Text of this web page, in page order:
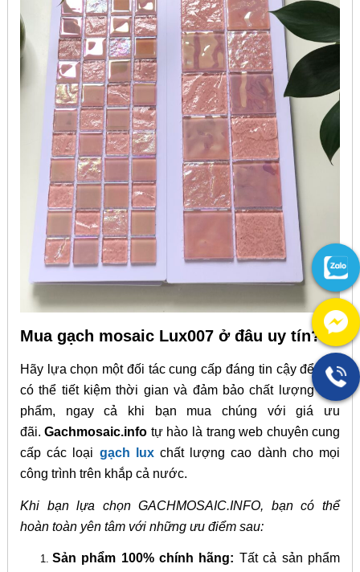
Mua gạch mosaic Lux007 ở đâu uy tín?
Hãy lựa chọn một đối tác cung cấp đáng tin cậy để bạn
có thể tiết kiệm thời gian và đảm bảo chất lượng sản
phẩm, ngay cả khi bạn mua chúng với giá ưu
đãi.Gachmosaic.info tự hào là trang web chuyên cung
cấp các loại gạch luxchất lượng cao dành cho mọi
công trình trên khắp cả nước.
Khi bạn lựa chọn GACHMOSAIC.INFO, bạn có thể
hoàn toàn yên tâm với những ưu điểm sau:
Sản phẩm 100% chính hãng: Tất cả sản phẩm